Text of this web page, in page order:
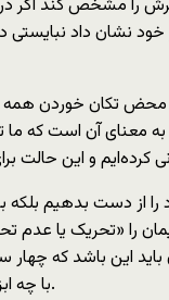
را مشخص کند اگر
خود نشان داد نبایستی
محض تکان خوردن
معنای آن است که ما
را از دست بدهیم بلکه
را «تحریک یا
این باشد که چهار
با چه ابزار و امکاناتی ایستاده‌ایم.